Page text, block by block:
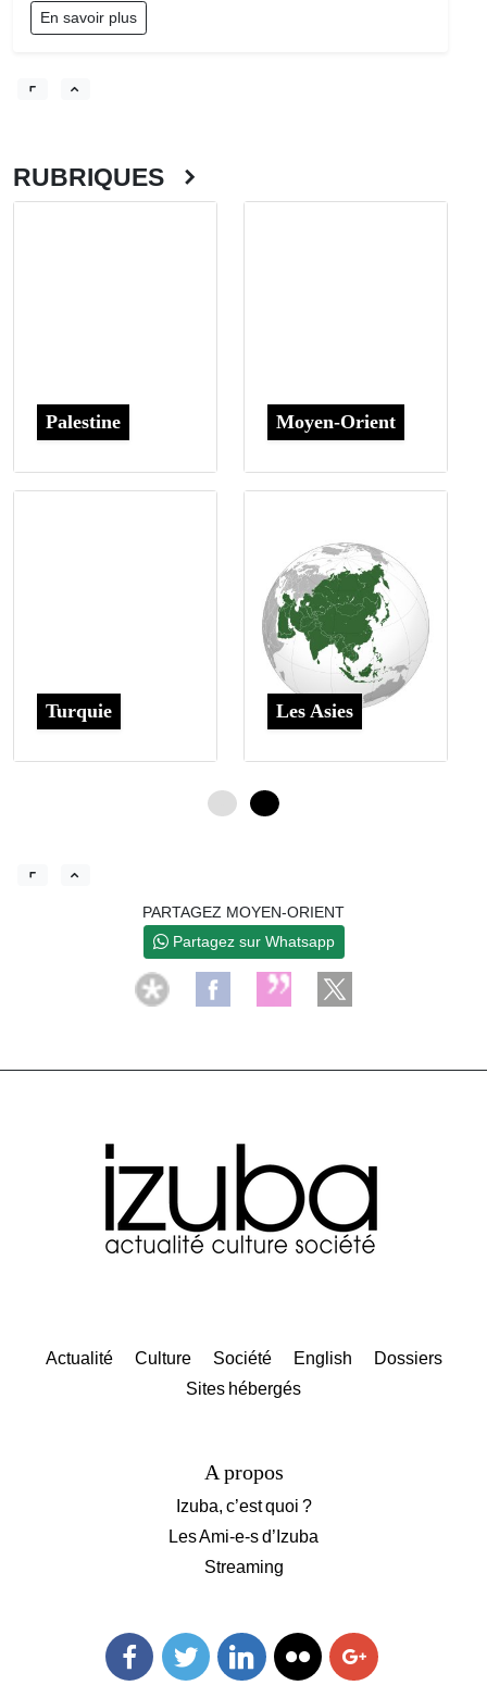
En savoir plus
RUBRIQUES
Palestine Moyen-Orient
Turquie Les Asies
PARTAGEZ MOYEN-ORIENT
Partagez sur Whatsapp
Actualité Culture Société English
Dossiers
Sites hébergés
A propos
Izuba, c’est quoi ?
Les Ami-e-s d’Izuba
Streaming